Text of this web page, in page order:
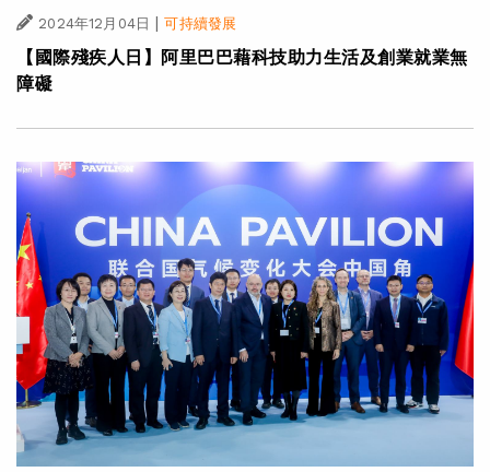
2024年12月04日 | 可持續發展
【國際殘疾人日】阿里巴巴藉科技助力生活及創業就業無
障礙